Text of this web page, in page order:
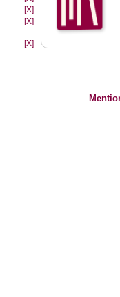
[X]
[X]
[X]